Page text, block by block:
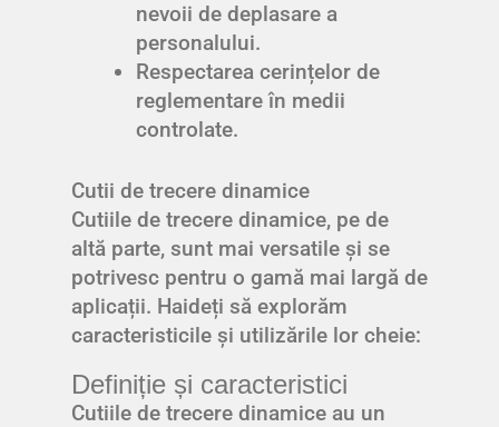
nevoii de deplasare a
personalului.
Respectarea cerințelor de
reglementare în medii
controlate.
Cutii de trecere dinamice
Cutiile de trecere dinamice, pe de
altă parte, sunt mai versatile și se
potrivesc pentru o gamă mai largă de
aplicații. Haideți să explorăm
caracteristicile și utilizările lor cheie:
Definiție și caracteristici
Cutiile de trecere dinamice au un